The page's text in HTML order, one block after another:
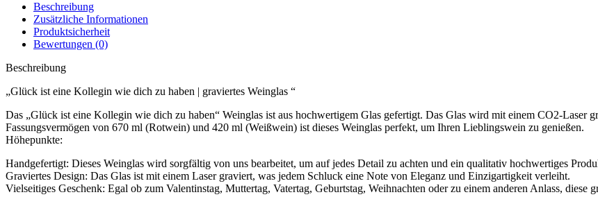
Beschreibung
Zusätzliche Informationen
Produktsicherheit
Bewertungen (0)
Beschreibung
„Glück ist eine Kollegin wie dich zu haben | graviertes Weinglas “
Das „Glück ist eine Kollegin wie dich zu haben“ Weinglas ist aus hochwertigem Glas gefertigt. Das Glas wird mit einem CO2-Laser
Fassungsvermögen von 670 ml (Rotwein) und 420 ml (Weißwein) ist dieses Weinglas perfekt, um Ihren Lieblingswein zu genießen.
Höhepunkte:
Handgefertigt: Dieses Weinglas wird sorgfältig von uns bearbeitet, um auf jedes Detail zu achten und ein qualitativ hochwertiges
Graviertes Design: Das Glas ist mit einem Laser graviert, was jedem Schluck eine Note von Eleganz und Einzigartigkeit verleiht.
Vielseitiges Geschenk: Egal ob zum Valentinstag, Muttertag, Vatertag, Geburtstag, Weihnachten oder zu einem anderen Anlass, diese